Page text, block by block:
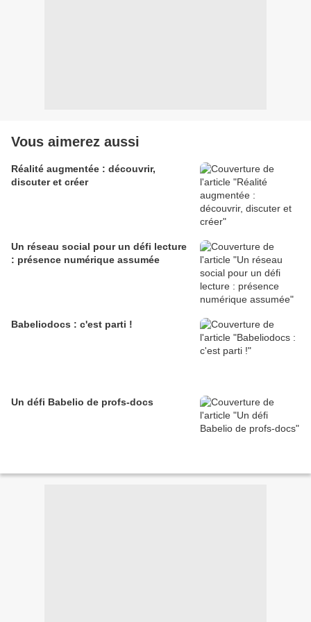
Vous aimerez aussi
Réalité augmentée : découvrir,
discuter et créer
Un réseau social pour un défi lecture
: présence numérique assumée
Babeliodocs : c'est parti !
Un défi Babelio de profs-docs